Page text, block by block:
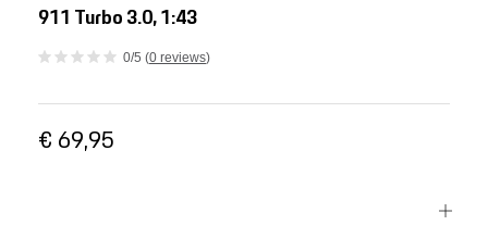
Nieuw
Acties
911 Turbo 3.0, 1:43
0/5 (0 reviews)
€ 69,95